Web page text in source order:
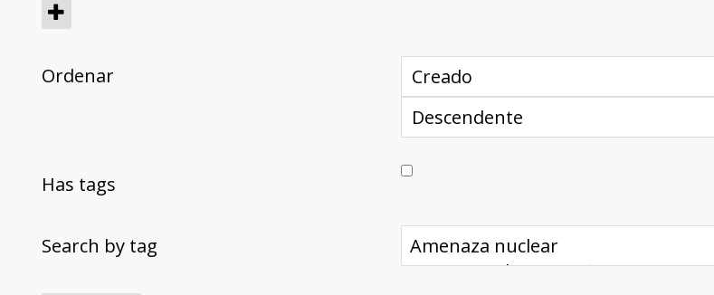
Ordenar
Has tags
Search by tag